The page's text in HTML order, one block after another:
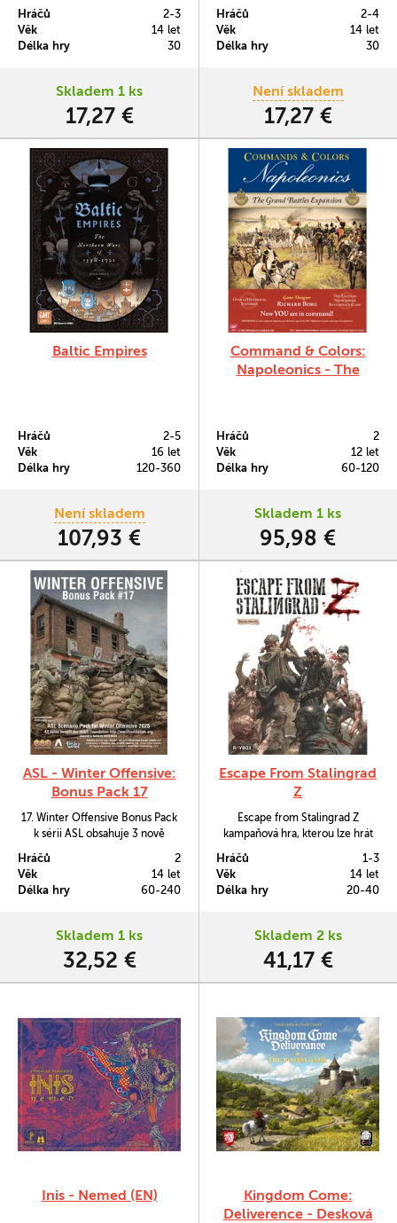
Hráčů
2-3
Věk
14 let
Délka hry
30
Skladem 1 ks
17,27 €
Hráčů
2-4
Věk
14 let
Délka hry
30
Není skladem
17,27 €
Baltic Empires
Hráčů
2-5
Věk
16 let
Délka hry
120-360
Není skladem
107,93 €
Command & Colors:
Napoleonics - The
Hráčů
2
Věk
12 let
Délka hry
60-120
Skladem 1 ks
95,98 €
ASL - Winter Offensive:
Bonus Pack 17
17. Winter Offensive Bonus Pack
k sérii ASL obsahuje 3 nově
Shellinga a novou herní desku č.
Hráčů
2
Věk
14 let
Délka hry
60-240
Skladem 1 ks
32,52 €
Escape From Stalingrad
Z
Escape from Stalingrad Z
kampaňová hra, kterou lze hrát
náplní jsou taktické boje zasazené
do alternativní reality, ve které
během Druhé světové války
zombie.
Hráčů
1-3
Věk
14 let
Délka hry
20-40
Skladem 2 ks
41,17 €
Inis - Nemed (EN)
Kingdom Come:
Deliverence - Desková